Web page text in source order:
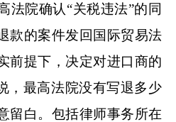
法院确认“关税违法”的同
款的案件发回国际贸易法
前提下，决定对进口商的
，最高法院没有写退多少
留白。包括律师事务所在